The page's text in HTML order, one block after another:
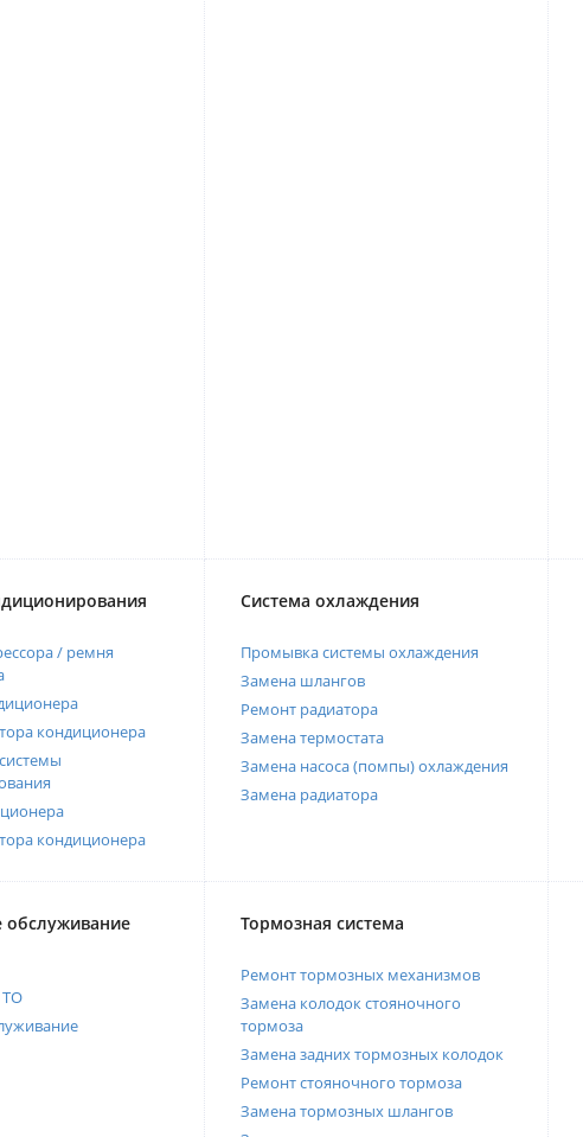
/ ремня
кондиционера
кондиционера
Система охлаждения
Промывка системы охлаждения
Замена шлангов
Ремонт радиатора
Замена термостата
Замена насоса (помпы) охлаждения
Замена радиатора
обслуживание
ТО
Тормозная система
Ремонт тормозных механизмов
Замена колодок стояночного
тормоза
Замена задних тормозных колодок
Ремонт стояночного тормоза
Замена тормозных шлангов